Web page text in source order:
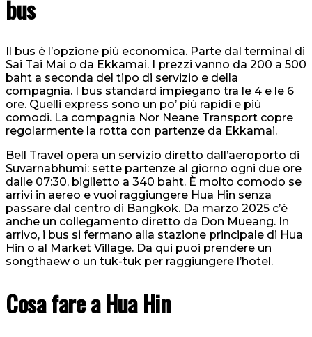
bus
Il bus è l’opzione più economica. Parte dal terminal di
Sai Tai Mai o da Ekkamai. I prezzi vanno da 200 a 500
baht a seconda del tipo di servizio e della
compagnia. I bus standard impiegano tra le 4 e le 6
ore. Quelli express sono un po’ più rapidi e più
comodi. La compagnia Nor Neane Transport copre
regolarmente la rotta con partenze da Ekkamai.
Bell Travel opera un servizio diretto dall’aeroporto di
Suvarnabhumi: sette partenze al giorno ogni due ore
dalle 07:30, biglietto a 340 baht. È molto comodo se
arrivi in aereo e vuoi raggiungere Hua Hin senza
passare dal centro di Bangkok. Da marzo 2025 c’è
anche un collegamento diretto da Don Mueang. In
arrivo, i bus si fermano alla stazione principale di Hua
Hin o al Market Village. Da qui puoi prendere un
songthaew o un tuk-tuk per raggiungere l’hotel.
Cosa fare a Hua Hin